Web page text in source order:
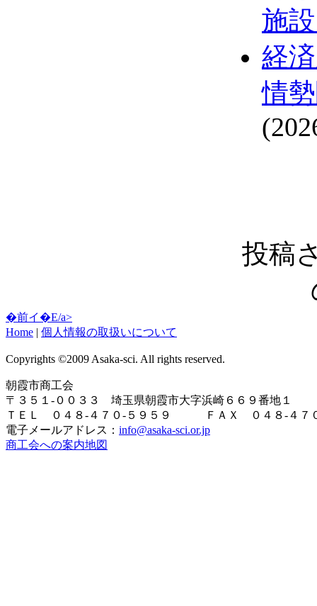
施
経
情
投稿
�前イ�E/a>
Home | 個人情報の取扱いについて
Copyrights ©2009 Asaka-sci. All rights reserved.
朝霞市商工会
〒３５１-００３３ 埼玉県朝霞市大字浜崎６６９番地１
ＴＥＬ ０４８-４７０-５９５９ ＦＡＸ ０４８-４７
電子メールアドレス： info@asaka-sci.or.jp
商工会への案内地図